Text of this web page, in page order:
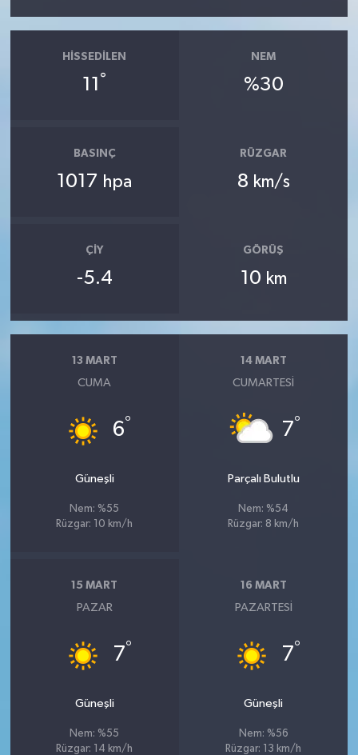
HISSEDILEN
11 °
NEM
%30
BASINÇ
1017 hpa
RÜZGAR
8 km/s
ÇIY
-5.4
GÖRÜŞ
10 km
13 MART
CUMA
6°
Güneşli
Nem: %55
Rüzgar: 10 km/h
14 MART
CUMARTESI
7°
Parçalı Bulutlu
Nem: %54
Rüzgar: 8 km/h
15 MART
PAZAR
7°
Güneşli
Nem: %55
Rüzgar: 14 km/h
16 MART
PAZARTESI
7°
Güneşli
Nem: %56
Rüzgar: 13 km/h